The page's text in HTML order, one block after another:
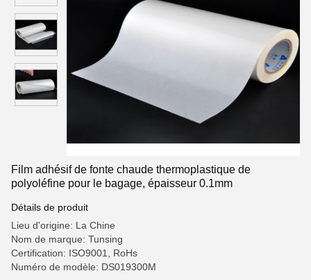
Film adhésif de fonte chaude thermoplastique de
polyoléfine pour le bagage, épaisseur 0.1mm
Détails de produit
Lieu d'origine: La Chine
Nom de marque: Tunsing
Certification: ISO9001, RoHs
Numéro de modèle: DS019300M